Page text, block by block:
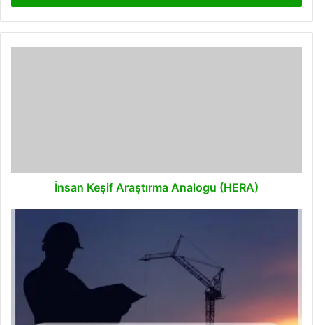
İnsan Keşif Araştırma Analogu (HERA)
Mühendisliği
Mühendisi
Yapar?
[2025]